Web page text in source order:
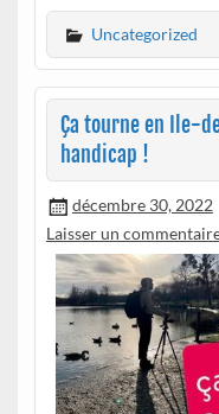
Uncategorized
Ça tourne en Ile-
handicap !
décembre 30, 2022
Laisser un